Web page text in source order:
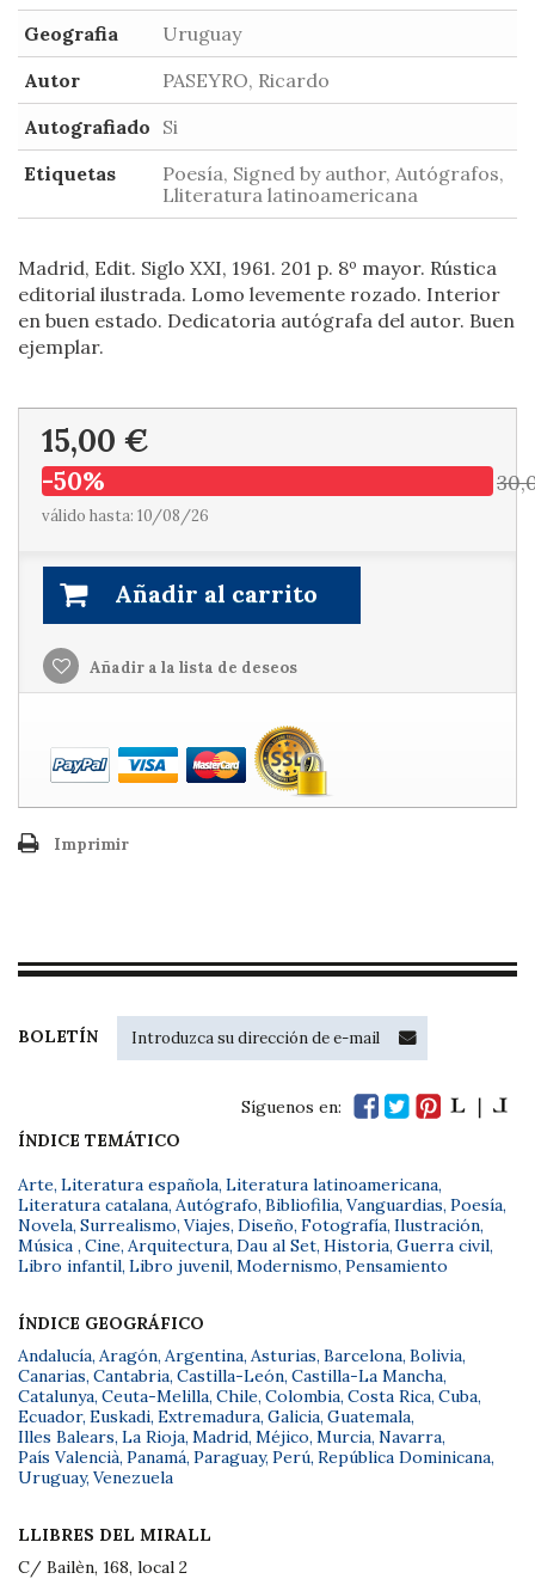
Geografia
Uruguay
Autor
PASEYRO, Ricardo
Autografiado Si
Etiquetas
Poesía, Signed by author, Autógrafos,
Lliteratura latinoamericana
Madrid, Edit. Siglo XXI, 1961. 201 p. 8º mayor. Rústica
editorial ilustrada. Lomo levemente rozado. Interior
en buen estado. Dedicatoria autógrafa del autor. Buen
ejemplar.
15,00 €
-50%
válido hasta: 10/08/26
Añadir al carrito
Añadir a la lista de deseos
Imprimir
BOLETÍN
Síguenos en:
ÍNDICE TEMÁTICO
Arte, Literatura española, Literatura latinoamericana,
Literatura catalana, Autógrafo, Bibliofilia, Vanguardias, Poesía,
Novela, Surrealismo, Viajes, Diseño, Fotografía, Ilustración,
Música , Cine, Arquitectura, Dau al Set, Historia, Guerra civil,
Libro infantil, Libro juvenil, Modernismo, Pensamiento
ÍNDICE GEOGRÁFICO
Andalucía, Aragón, Argentina, Asturias, Barcelona, Bolivia,
Canarias, Cantabria, Castilla-León, Castilla-La Mancha,
Catalunya, Ceuta-Melilla, Chile, Colombia, Costa Rica, Cuba,
Ecuador, Euskadi, Extremadura, Galicia, Guatemala,
Illes Balears, La Rioja, Madrid, Méjico, Murcia, Navarra,
País Valencià, Panamá, Paraguay, Perú, República Dominicana,
Uruguay, Venezuela
LLIBRES DEL MIRALL
C/ Bailèn, 168, local 2